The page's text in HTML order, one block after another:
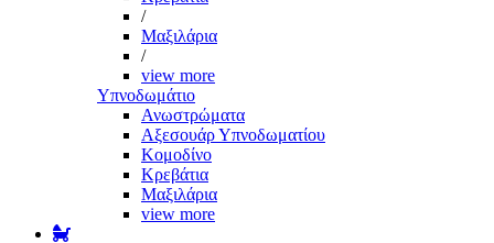
/
Μαξιλάρια
/
view more
Υπνοδωμάτιο
Ανωστρώματα
Αξεσουάρ Υπνοδωματίου
Κομοδίνο
Κρεβάτια
Μαξιλάρια
view more